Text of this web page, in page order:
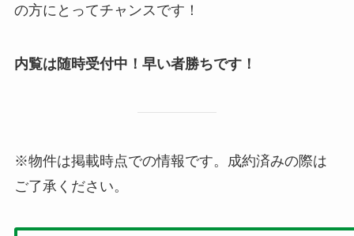
の方にとってチャンスです！
内覧は随時受付中！早い者勝ちです！
※物件は掲載時点での情報です。成約済みの際は
ご了承ください。